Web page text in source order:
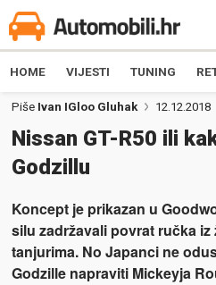
HOME VIJESTI TUNING
Piše Ivan IGloo Gluhak 12.12.2018
Nissan GT-R50 ili
Godzillu
Koncept je prikazan u
silu zadržavali povrat ručka iz
tanjurima. No Japanci ne
Godzille napraviti Mickeyja